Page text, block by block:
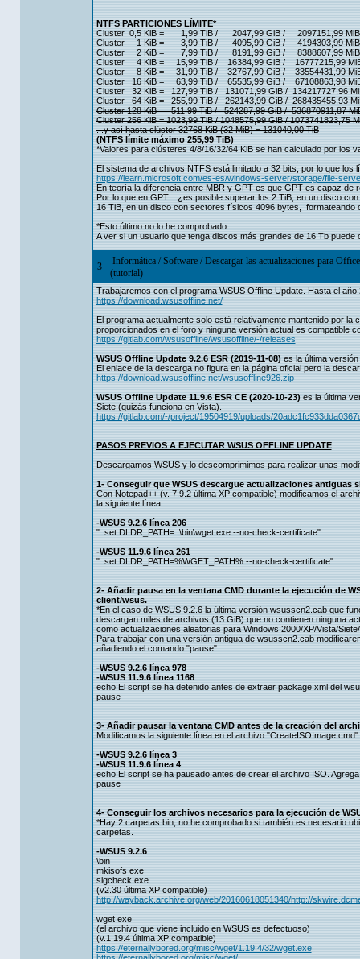
NTFS PARTICIONES LÍMITE*
Cluster 0,5 KiB = 1,99 TiB / 2047,99 GiB / 2097151,99 MiB
Cluster 1 KiB = 3,99 TiB / 4095,99 GiB / 4194303,99 MiB
Cluster 2 KiB = 7,99 TiB / 8191,99 GiB / 8388607,99 MiB
Cluster 4 KiB = 15,99 TiB / 16384,99 GiB / 16777215,99
Cluster 8 KiB = 31,99 TiB / 32767,99 GiB / 33554431,99
Cluster 16 KiB = 63,99 TiB / 65535,99 GiB / 67108863,98
Cluster 32 KiB = 127,99 TiB / 131071,99 GiB / 134217727,96
Cluster 64 KiB = 255,99 TiB / 262143,99 GiB / 268435455,93
Cluster 128 KiB = 511,99 TiB / 524287,99 GiB / 536870911,87
Cluster 256 KiB = 1023,99 TiB / 1048575,99 GiB / 1073741823,75
...y así hasta clúster 32768 KiB (32 MiB) = 131040,00 TiB
(NTFS límite máximo 255,99 TiB)
*Valores para clústeres 4/8/16/32/64 KiB se han calculado por los
El sistema de archivos NTFS está limitado a 32 bits, por lo que
https://learn.microsoft.com/es-es/windows-server/storage/file-
En teoría la diferencia entre MBR y GPT es que GPT es capaz
Por lo que en GPT... ¿es posible superar los 2 TiB, en un disco
16 TiB, en un disco con sectores físicos 4096 bytes, formateando
*Esto último no lo he comprobado.
A ver si un usuario que tenga discos más grandes de 16 Tb
3 Informática/Software/Descargar las actualizaciones para
(tutorial)
Trabajaremos con el programa WSUS Offline Update. Hasta el
https://download.wsusoffline.net/
El programa actualmente solo está relativamente mantenido por
proporcionados en el foro y ninguna versión actual es compatible
https://gitlab.com/wsusoffline/wsusoffline/-/releases
WSUS Offline Update 9.2.6 ESR (2019-11-08)es la última versión
El enlace de la descarga no figura en la página oficial pero la
https://download.wsusoffline.net/wsusoffline926.zip
WSUS Offline Update 11.9.6 ESR CE (2020-10-23)es la última
Siete (quizás funciona en Vista).
https://gitlab.com/-/project/19504919/uploads/
PASOS PREVIOS A EJECUTAR WSUS OFFLINE UPDATE
Descargamos WSUS y lo descomprimimos para realizar unas
1- Conseguir que WSUS descargue actualizaciones antiguas
Con Notepad++ (v. 7.9.2 última XP compatible) modificamos el
la siguiente línea:
-WSUS 9.2.6 línea 206
" set DLDR_PATH=..\bin\wget.exe --no-check-certificate"
-WSUS 11.9.6 línea 261
" set DLDR_PATH=%WGET_PATH% --no-check-certificate"
2- Añadir pausa en la ventana CMD durante la ejecución de
client/wsus.
*En el caso de WSUS 9.2.6 la última versión wsusscn2.cab que
descargan miles de archivos (13 GiB) que no contienen ninguna
como actualizaciones aleatorias para Windows 2000/XP/Vista/
Para trabajar con una versión antigua de wsusscn2.cab
añadiendo el comando "pause".
-WSUS 9.2.6 línea 978
-WSUS 11.9.6 línea 1168
echo El script se ha detenido antes de extraer package.xml del
pause
3- Añadir pausar la ventana CMD antes de la creación del
Modificamos la siguiente línea en el archivo
-WSUS 9.2.6 línea 3
-WSUS 11.9.6 línea 4
echo El script se ha pausado antes de crear el archivo ISO.
pause
4- Conseguir los archivos necesarios para la ejecución de
*Hay 2 carpetas bin, no he comprobado si también es necesario
carpetas.
-WSUS 9.2.6
\bin
mkisofs exe
sigcheck exe
(v2.30 última XP compatible)
http://wayback.archive.org/web/20160618051340/http://
wget exe
(el archivo que viene incluido en WSUS es defectuoso)
(v.1.19.4 última XP compatible)
https://eternallybored.org/misc/wget/1.19.4/32/wget.exe